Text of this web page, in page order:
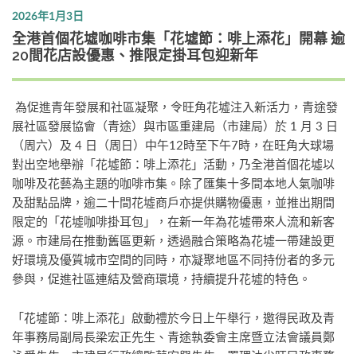
2026年1月3日
全港首個花墟咖啡市集「花墟節：啡上添花」開幕 逾
20間花店設優惠、推限定掛耳包迎新年
為促進青年發展和社區凝聚，令旺角花墟注入新活力，青途發
展社區發展協會（青途）與市區重建局（市建局）於 1 月 3 日
（周六）及 4 日（周日）中午12時至下午7時，在旺角大球場
對出空地舉辦「花墟節：啡上添花」活動，乃全港首個花墟以
咖啡及花藝為主題的咖啡市集。除了匯集十多間本地人氣咖啡
及甜點品牌，逾二十間花墟商戶亦提供購物優惠，並推出期間
限定的「花墟咖啡掛耳包」，在新一年為花墟帶來人流和新客
源。市建局在推動舊區更新，透過融合策略為花墟一帶建設更
好環境及優質城市空間的同時，亦凝聚地區不同持份者的多元
參與，促進社區連結及營商環境，持續提升花墟的特色。
「花墟節：啡上添花」啟動禮於今日上午舉行，邀得民政及青
年事務局副局長梁宏正先生、青途執委會主席暨立法會議員鄭